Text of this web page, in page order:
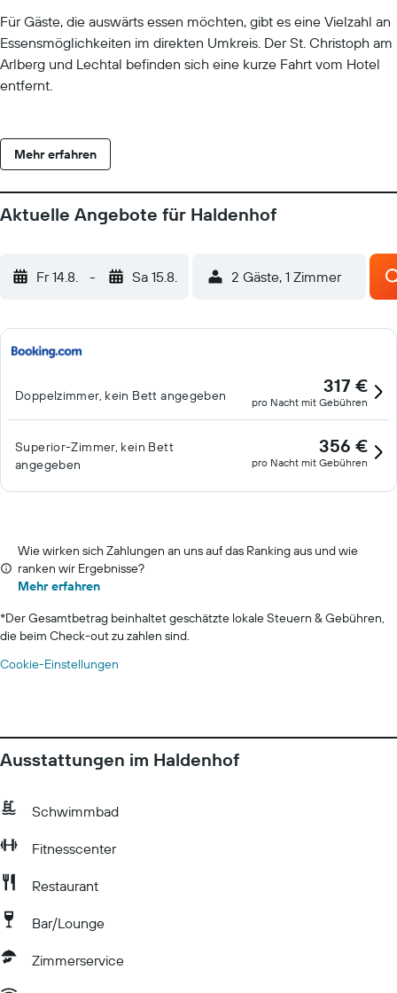
Für Gäste, die auswärts essen möchten, gibt es eine Vielzahl an
Essensmöglichkeiten im direkten Umkreis. Der St. Christoph am
Arlberg und Lechtal befinden sich eine kurze Fahrt vom Hotel
entfernt.
Mehr erfahren
Aktuelle Angebote für Haldenhof
Fr 14.8. - Sa 15.8. 2 Gäste, 1 Zimmer
Doppelzimmer, kein Bett angegeben 317 €
pro Nacht mit Gebühren
Superior-Zimmer, kein Bett
angegeben
356 €
pro Nacht mit Gebühren
Wie wirken sich Zahlungen an uns auf das Ranking aus und wie
ranken wir Ergebnisse?
Mehr erfahren
*Der Gesamtbetrag beinhaltet geschätzte lokale Steuern & Gebühren,
die beim Check-out zu zahlen sind.
Cookie-Einstellungen
Ausstattungen im Haldenhof
Schwimmbad
Fitnesscenter
Restaurant
Bar/Lounge
Zimmerservice